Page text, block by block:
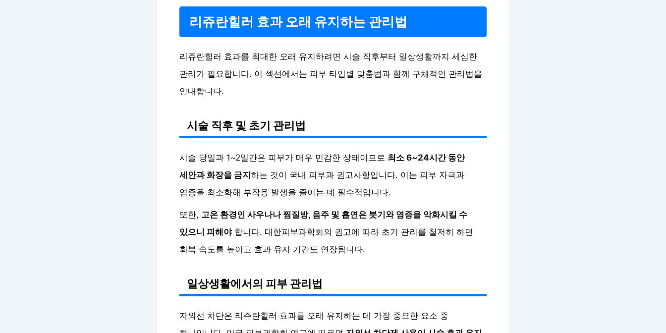
리쥬란힐러 효과 오래 유지하는 관리법
리쥬란힐러 효과를 최대한 오래 유지하려면 시술 직후부터 일상생활까지 세심한
관리가 필요합니다. 이 섹션에서는 피부 타입별 맞춤법과 함께 구체적인 관리법을
안내합니다.
시술 직후 및 초기 관리법
시술 당일과 1~2일간은 피부가 매우 민감한 상태이므로 최소 6~24시간 동안
세안과 화장을 금지 하는 것이 국내 피부과 권고사항입니다. 이는 피부 자극과
염증을 최소화해 부작용 발생을 줄이는 데 필수적입니다.
또한, 고온 환경인 사우나나 찜질방, 음주 및 흡연은 붓기와 염증을 악화시킬 수
있으니 피해야합니다. 대한피부과학회의 권고에 따라 초기 관리를 철저히 하면
회복 속도를 높이고 효과 유지 기간도 연장됩니다.
일상생활에서의 피부 관리법
자외선 차단은 리쥬란힐러 효과를 오래 유지하는 데 가장 중요한 요소 중